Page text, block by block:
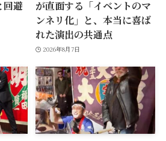
回避
が直面する「イベントのマ
ンネリ化」と、本当に喜ば
れた演出の共通点
2026年8月7日